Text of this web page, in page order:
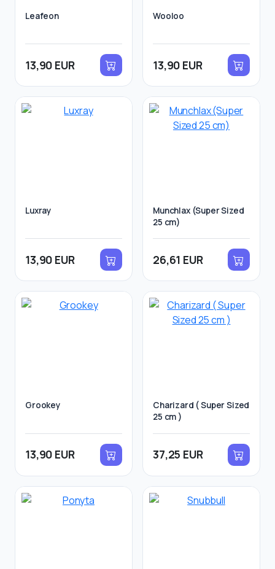
Leafeon
13,90 EUR
Wooloo
13,90 EUR
Luxray
13,90 EUR
Munchlax (Super Sized
25 cm)
26,61 EUR
Grookey
13,90 EUR
Charizard ( Super Sized
25 cm )
37,25 EUR